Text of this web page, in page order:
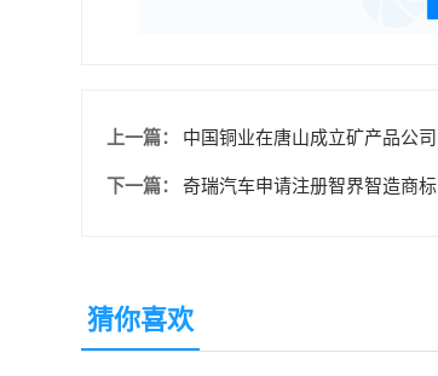
上一篇： 中国铜业在唐山成立矿产品公司
下一篇： 奇瑞汽车申请注册智界智造商标
猜你喜欢